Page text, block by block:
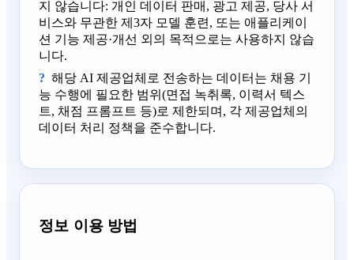
지 않습니다: 개인 데이터 판매, 광고 제공, 당사 서
비스와 무관한 제3자 모델 훈련, 또는 애플리케이
션 기능 제공·개선 외의 목적으로는 사용하지 않습
니다.
해당 AI 제공업체로 전송하는 데이터는 채용 기
능 수행에 필요한 범위(면접 녹취록, 이력서 텍스
트, 채점 프롬프트 등)로 제한되며, 각 제공업체의
데이터 처리 정책을 준수합니다.
정보 이용 방법